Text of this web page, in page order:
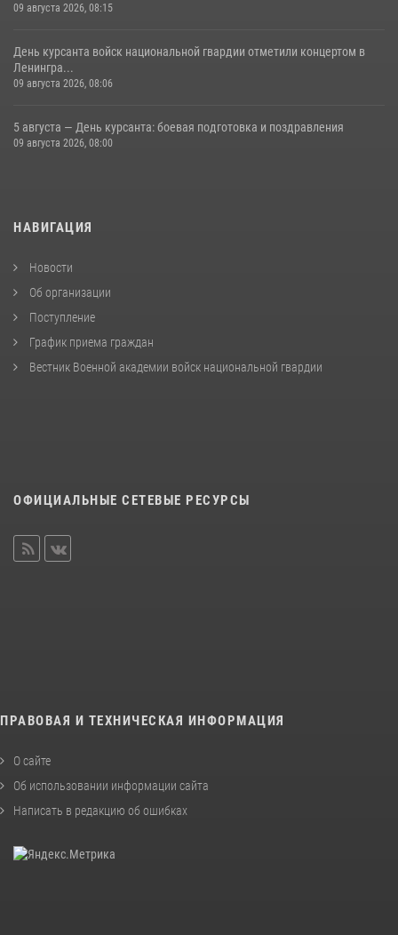
09 августа 2026, 08:15
День курсанта войск национальной гвардии отметили концертом в
Ленингра...
09 августа 2026, 08:06
5 августа — День курсанта: боевая подготовка и поздравления
09 августа 2026, 08:00
НАВИГАЦИЯ
Новости
Об организации
Поступление
График приема граждан
Вестник Военной академии войск национальной гвардии
ОФИЦИАЛЬНЫЕ СЕТЕВЫЕ РЕСУРСЫ
ПРАВОВАЯ И ТЕХНИЧЕСКАЯ ИНФОРМАЦИЯ
О сайте
Об использовании информации сайта
Написать в редакцию об ошибках